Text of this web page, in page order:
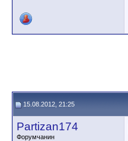
15.08.2012, 21:25
Partizan174
Форумчанин